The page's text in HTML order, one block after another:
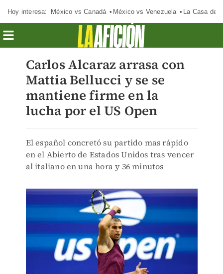
Hoy interesa: México vs Canadá México vs Venezuela La Casa de
Carlos Alcaraz arrasa con
Mattia Bellucci y se se
mantiene firme en la
lucha por el US Open
El español concretó su partido mas rápido
en el Abierto de Estados Unidos tras vencer
al italiano en una hora y 36 minutos